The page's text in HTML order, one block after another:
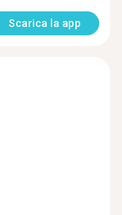
Scarica la app